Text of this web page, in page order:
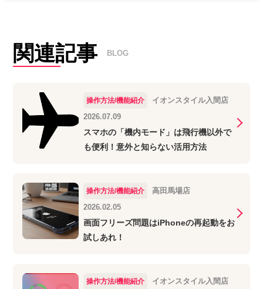
関連記事 BLOG
操作方法/機能紹介
イオンスタイル入間店
2026.07.09
スマホの「機内モード」は飛行機以外で
も便利！意外と知らない活用方法
操作方法/機能紹介
高田馬場店
2026.02.05
画面フリーズ問題はiPhoneの再起動をお
試しあれ！
操作方法/機能紹介
イオンスタイル入間店